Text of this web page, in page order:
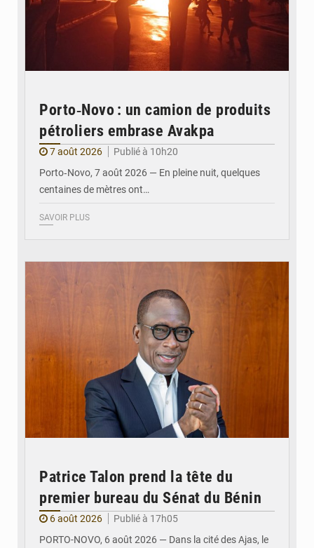
Porto‑Novo : un camion de produits
pétroliers embrase Avakpa
7 août 2026
Publié à 10h20
Porto‑Novo, 7 août 2026 — En pleine nuit, quelques
centaines de mètres ont…
SAVOIR PLUS
Patrice Talon prend la tête du
premier bureau du Sénat du Bénin
6 août 2026
Publié à 17h05
PORTO-NOVO, 6 août 2026 — Dans la cité des Ajas, le